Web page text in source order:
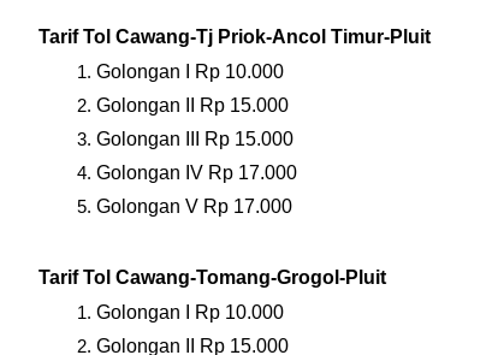
Tarif Tol Cawang-Tj Priok-Ancol Timur-Pluit
Golongan I Rp 10.000
Golongan II Rp 15.000
Golongan III Rp 15.000
Golongan IV Rp 17.000
Golongan V Rp 17.000
Tarif Tol Cawang-Tomang-Grogol-Pluit
Golongan I Rp 10.000
Golongan II Rp 15.000